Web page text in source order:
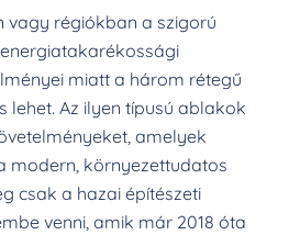
vagy régiókban a szigorú
miatt a három rétegű
lehet. Az ilyen típusú ablakok
amelyek
modern, környezettudatos
csak a hazai építészeti
venni, amik már 2018 óta